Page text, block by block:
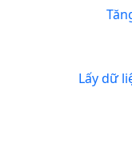
Lấy dữ